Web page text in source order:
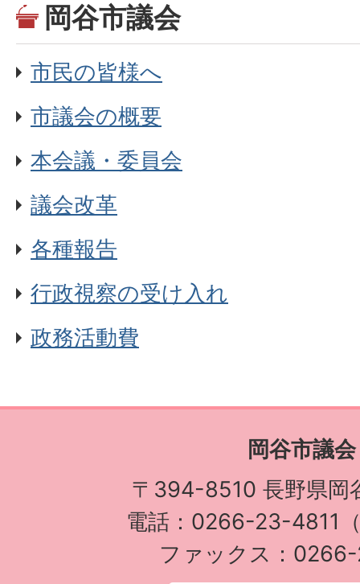
岡谷市議会
市民の皆様へ
市議会の概要
本会議・委員会
議会改革
各種報告
行政視察の受け入れ
政務活動費
岡谷市議会
〒394-8510 長野県岡
電話：0266-23-4811
ファックス：